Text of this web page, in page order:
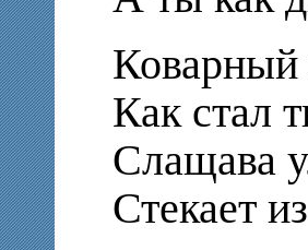
Коварный
Как стал
Слащава
Стекает